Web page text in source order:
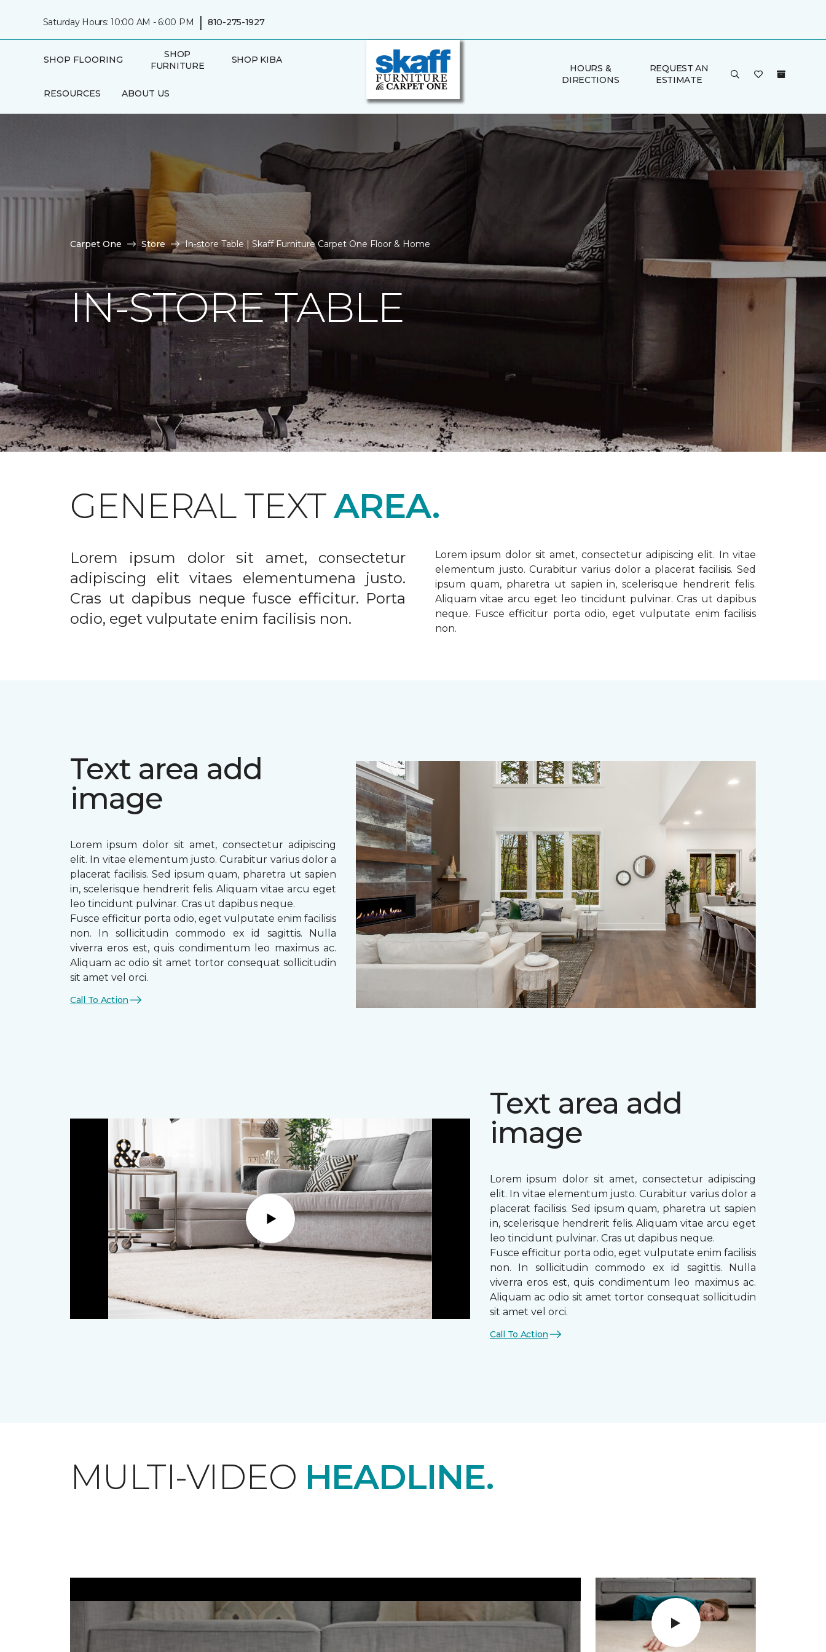
Saturday Hours: 10:00 AM - 6:00 PM | 810-275-1927
SHOP FLOORING
SHOP
FURNITURE
SHOP KIBA
RESOURCES ABOUT US
HOURS &
DIRECTIONS
REQUEST AN
ESTIMATE
Carpet One Store In-store Table | Skaff Furniture Carpet One Floor & Home
IN-STORE TABLE
GENERAL TEXTAREA.
Lorem ipsum dolor sit amet, consectetur
adipiscing elit vitaes elementumena justo.
Cras ut dapibus neque fusce efficitur. Porta
odio, eget vulputate enim facilisis non.
Lorem ipsum dolor sit amet, consectetur adipiscing elit. In vitae
elementum justo. Curabitur varius dolor a placerat facilisis. Sed
ipsum quam, pharetra ut sapien in, scelerisque hendrerit felis.
Aliquam vitae arcu eget leo tincidunt pulvinar. Cras ut dapibus
neque. Fusce efficitur porta odio, eget vulputate enim facilisis
non.
Text area add
image
Lorem ipsum dolor sit amet, consectetur adipiscing
elit. In vitae elementum justo. Curabitur varius dolor a
placerat facilisis. Sed ipsum quam, pharetra ut sapien
in, scelerisque hendrerit felis. Aliquam vitae arcu eget
leo tincidunt pulvinar. Cras ut dapibus neque.
Fusce efficitur porta odio, eget vulputate enim facilisis
non. In sollicitudin commodo ex id sagittis. Nulla
viverra eros est, quis condimentum leo maximus ac.
Aliquam ac odio sit amet tortor consequat sollicitudin
sit amet vel orci.
Call To Action
Text area add
image
Lorem ipsum dolor sit amet, consectetur adipiscing
elit. In vitae elementum justo. Curabitur varius dolor a
placerat facilisis. Sed ipsum quam, pharetra ut sapien
in, scelerisque hendrerit felis. Aliquam vitae arcu eget
leo tincidunt pulvinar. Cras ut dapibus neque.
Fusce efficitur porta odio, eget vulputate enim facilisis
non. In sollicitudin commodo ex id sagittis. Nulla
viverra eros est, quis condimentum leo maximus ac.
Aliquam ac odio sit amet tortor consequat sollicitudin
sit amet vel orci.
Call To Action
Play
MULTI-VIDEO HEADLINE.